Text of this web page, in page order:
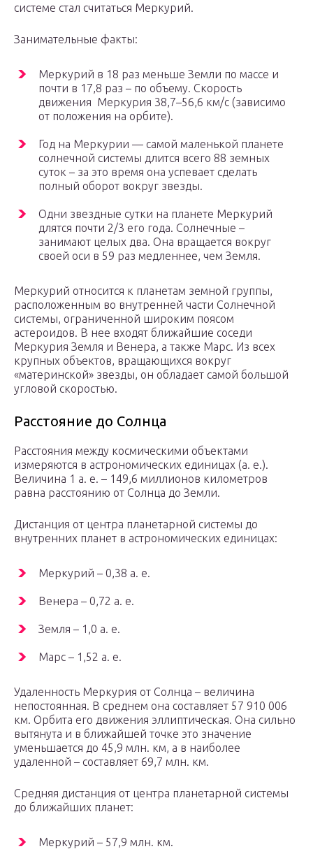
системе стал считаться Меркурий.
Занимательные факты:
Меркурий в 18 раз меньше Земли по массе и
почти в 17,8 раз – по объему. Скорость
движения Меркурия 38,7–56,6 км/с (зависимо
от положения на орбите).
Год на Меркурии — самой маленькой планете
солнечной системы длится всего 88 земных
суток – за это время она успевает сделать
полный оборот вокруг звезды.
Одни звездные сутки на планете Меркурий
длятся почти 2/3 его года. Солнечные –
занимают целых два. Она вращается вокруг
своей оси в 59 раз медленнее, чем Земля.
Меркурий относится к планетам земной группы,
расположенным во внутренней части Солнечной
системы, ограниченной широким поясом
астероидов. В нее входят ближайшие соседи
Меркурия Земля и Венера, а также Марс. Из всех
крупных объектов, вращающихся вокруг
«материнской» звезды, он обладает самой большой
угловой скоростью.
Расстояние до Солнца
Расстояния между космическими объектами
измеряются в астрономических единицах (а. е.).
Величина 1 а. е. – 149,6 миллионов километров
равна расстоянию от Солнца до Земли.
Дистанция от центра планетарной системы до
внутренних планет в астрономических единицах:
Меркурий – 0,38 а. е.
Венера – 0,72 а. е.
Земля – 1,0 а. е.
Марс – 1,52 а. е.
Удаленность Меркурия от Солнца – величина
непостоянная. В среднем она составляет 57 910 006
км. Орбита его движения эллиптическая. Она сильно
вытянута и в ближайшей точке это значение
уменьшается до 45,9 млн. км, а в наиболее
удаленной – составляет 69,7 млн. км.
Средняя дистанция от центра планетарной системы
до ближайших планет:
Меркурий – 57,9 млн. км.